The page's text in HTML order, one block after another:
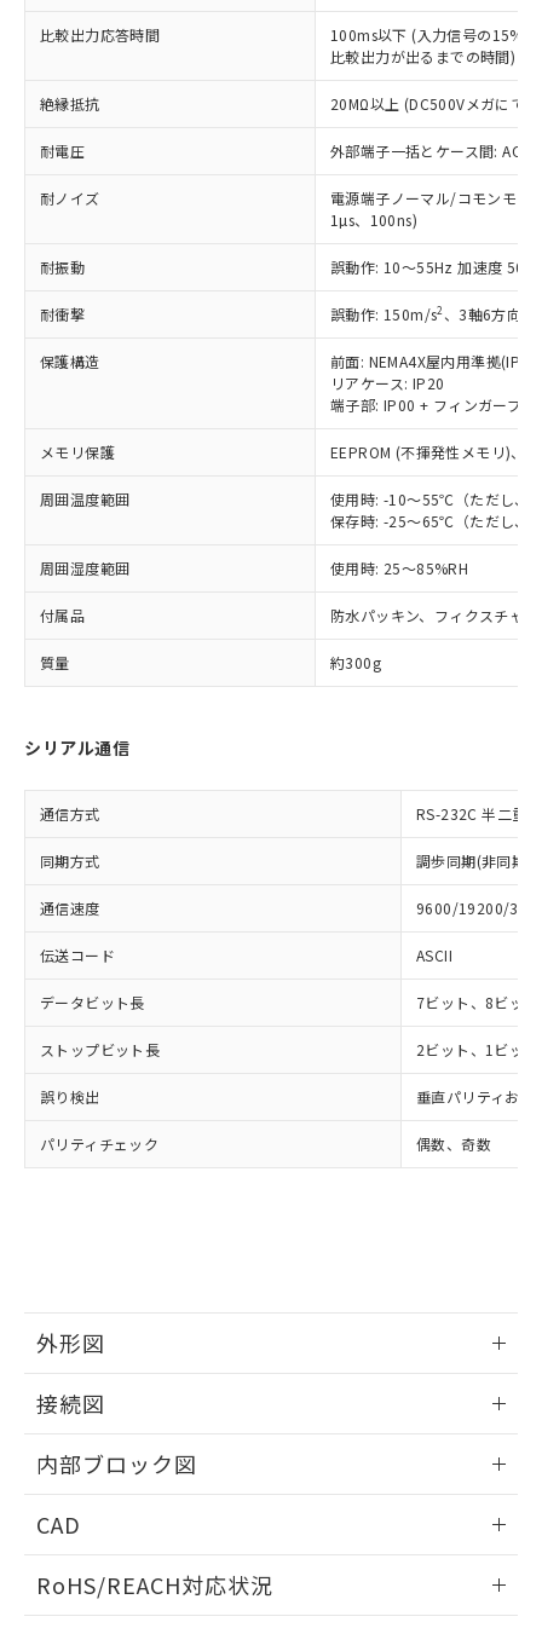
比較出力応答時間
100ms以下 (入力信号の15%
比較出力が出るまでの時間)
絶縁抵抗 20MΩ以上 (DC500Vメガにて)
耐電圧 外部端子一括とケース間:
耐ノイズ
電源端子ノーマル/コモンモ
1µs、100ns)
耐振動 誤動作: 10～55Hz 加速度
耐衝撃 誤動作: 150m/s2 、3軸6方向
保護構造
前面: NEMA4X屋内用準拠
リアケース: IP20
端子部: IP00 + フィンガープ
メモリ保護 EEPROM (不揮発性メモリ)、
周囲温度範囲
使用時: -10～55℃（ただし、
保存時: -25～65℃（ただし、
周囲湿度範囲 使用時: 25～85%RH
付属品 防水パッキン、フィクスチャ
質量 約300g
シリアル通信
通信方式 RS-232C 半二重
同期方式 調歩同期(非同期
通信速度 9600/19200/
伝送コード ASCII
データビット長 7ビット、8ビット
ストップビット長 2ビット、1ビット
誤り検出 垂直パリティおよ
パリティチェック 偶数、奇数
外形図
接続図
内部ブロック図
CAD
ドすることができます。
RoHS/REACH対応状況
在庫状況および標準価格照会結果は、
記載している更新日時点での社内デー
タに基づき作成されるものであり、閲
覧された時点での実際の在庫および標
準価格とは異なる場合があることをご
正式な納期状況および標準価格はお客
様のお取引先、またはお客様担当のオ
ムロン制御機器販売店・当社販売員に
オムロン制御機器販売店や当社販売拠
販売ネットワーク
」をご確認
在庫状況および標準価格結果を当社の
事前の承諾なく第三者に漏洩または開
示しないようお願いします。
マイパーツ機能（部品リスト作成サー
ビス）をご利用いただくには、I-Web
メンバーズにご登録されている必要が
お客様が当ウェブサイト上で当社にご
登録された部品リストについて、当社
および当社の共同利用者が、当社の製
品・サービスに関するお客様との取
引・商談に必要な範囲で利用すること
※当社の共同利用者とは、"個人情報
の共同利用に関して"
の「1.共同利
*EU RoHS指令（10物質）：
鉛(Pb) 1000ppm以下、 水銀(Hg) 1000ppm以下、 カド
六価クロム(Cr(Ⅵ)) 1000ppm以下、ポリ臭化ビフェニル
類(PBB) 1000ppm以下、ポリ臭化ジフェニルエーテル類
ル) (DEHP)(別名：DOP) 1000ppm以下、フタル酸ブチ
ルベンジル（BBP） 1000ppm以下、フタル酸ジブチル
（DBP） 1000ppm以下、フタル酸ジイソブチル
(DIBP) 1000ppm以下
但し、RoHS指令で産業用監視および制御機器に対する
フタル酸エステル類の４物質については閾値を超える意
※2 対応予定月
部品在庫の切り替え状況などにより、予定
月が前後することがあります。
※3 非含有証明書ダウンロード
下記の非含有証明書をダウンロードするこ
EU RoHS指令（10物質）の非含有証明書
51物質の非含有証明書（当社基準）
るもので、過去に遡って非含有を証明する
ものではありません。
また、RoHS指令のフタル酸エステル類４
物質の対応では、対応完了までの期間は出
荷製品に未対応品が混在することから備考
欄に対応日を記載しておりました。
既に当社にて対応品への在庫切替を完了
していることから、特段のことがない限
り、2022年1月12日より割愛しておりま
す。
*中国RoHS10物質の基準値 (GB/T26572)：
Pb(鉛) :1000ppm、 Hg(水銀) : 1000ppm、 Cd(カドミウ
ム) : 100ppm、
Cr(Ⅵ)(六価クロム) : 1000ppm、 PBBs(ポリ臭化ビフェ
ニル類) : 1000ppm、 PBDEs(ポリ臭化ジフェニルエーテ
DBP(フタル酸ジブチル) : 1000ppm、 DIBP(フタル酸ジ
イソブチル) : 1000ppm、 BBP(フタル酸ブチルベンジ
DEHP(フタル酸ビス(2-エチルヘキシル)) : 1000ppm
「ｅ」：有害物質（10物質）のすべてが基
準値以下であることを示します。
「10」：通常の使用状況下において有害物
質が外部に漏えいし、環境に深刻な影響を
及ぼさない年数を意味します。
「－」：未確認です。当社販売部門へお問
い合わせください。
（以下｢規制貨物等」という）を輸出
または国外への提供する場合は、日本
国政府の輸出許可(または役務取引許
可)を取得するなどの必要な手続きを
当社は規制貨物を破棄する場合は、完
全に破砕するなど、違法に輸出されな
いよう必要な手段を講じます。
当社は貴社製品を、核兵器、ミサイ
ル、化学兵器、生物兵器またはその他
武器並びにこれらの製造装置等に一切
当社は、貴社製品を第三者に販売する
場合は、上記1、2および3の内容を当
該第三者に通知します。また当社は、
販売先および販売に係わる関係者が違
法に輸出するおそれがある場合は、取
り引きをいたしません。
キャンセル
一定数以上の在庫あり
一定数には満たないが在庫あり
在庫なし(最新の在庫状況につ
いては、お客様のお取引先、ま
たはお客様担当のオムロン制御
機器販売店・当社販売員にご確
受注生産機種、また在庫状況の
情報を公開していない機種